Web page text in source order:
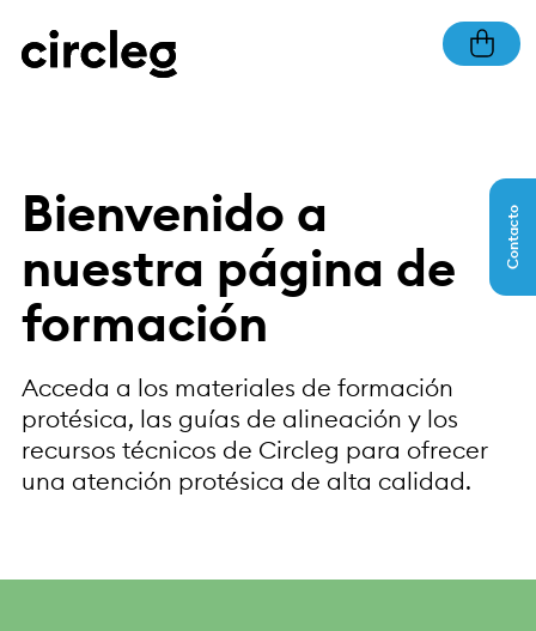
Contacto
Bienvenido a
nuestra página de
formación
Acceda a los materiales de formación
protésica, las guías de alineación y los
recursos técnicos de Circleg para ofrecer
una atención protésica de alta calidad.